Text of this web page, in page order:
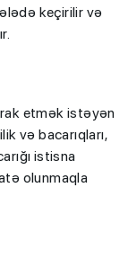
keçirilir və
etmək istəyən
və bacarıqları,
istisna
olunmaqla